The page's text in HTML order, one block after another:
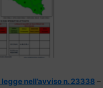
legge nell’avviso n. 23338 –